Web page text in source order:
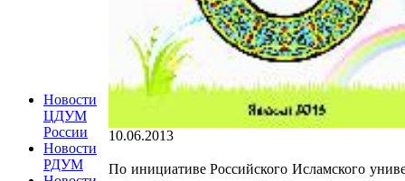
Новости
ЦДУМ
России
Новости
РДУМ
10.06.2013
По инициативе Российского Исламского